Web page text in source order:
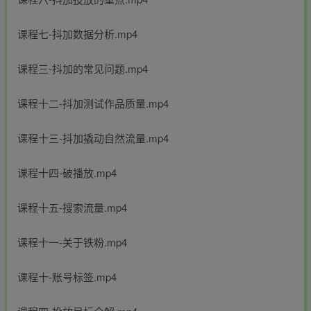
课程七-抖加数据分析.mp4
课程三-抖加的常见问题.mp4
课程十二-抖加测试作品质量.mp4
课程十三-抖加撬动自然流量.mp4
课程十四-破播放.mp4
课程十五-搜索流量.mp4
课程十一-关于铁粉.mp4
课程十-账号标签.mp4